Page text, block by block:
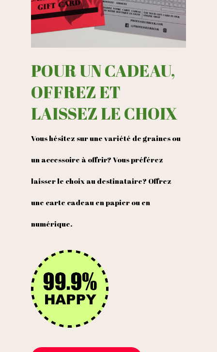
POUR UN CADEAU,
OFFREZ ET
LAISSEZ LE CHOIX
Vous hésitez sur une variété de graines ou
un accessoire à offrir? Vous préférez
laisser le choix au destinataire? Offrez
une carte cadeau en papier ou en
numérique.